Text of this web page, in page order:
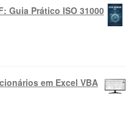
Guia Prático ISO 31000
em Excel VBA